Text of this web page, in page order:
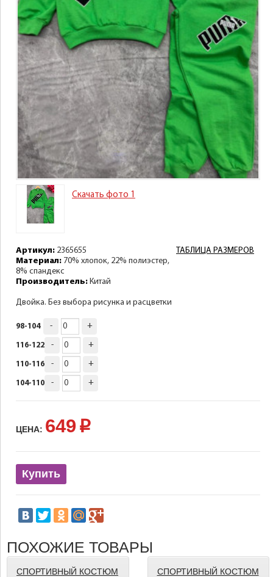
Скачать фото 1
ТАБЛИЦА РАЗМЕРОВ
Артикул: 2365655
Материал: 70% хлопок, 22% полиэстер,
8% спандекс
Производитель: Китай
Двойка. Без выбора рисунка и расцветки
98-104 - +
116-122 - +
110-116 - +
104-110 - +
ЦЕНА: 649 p
Купить
ПОХОЖИЕ ТОВАРЫ
СПОРТИВНЫЙ КОСТЮМ
СПОРТИВНЫЙ КОСТЮМ